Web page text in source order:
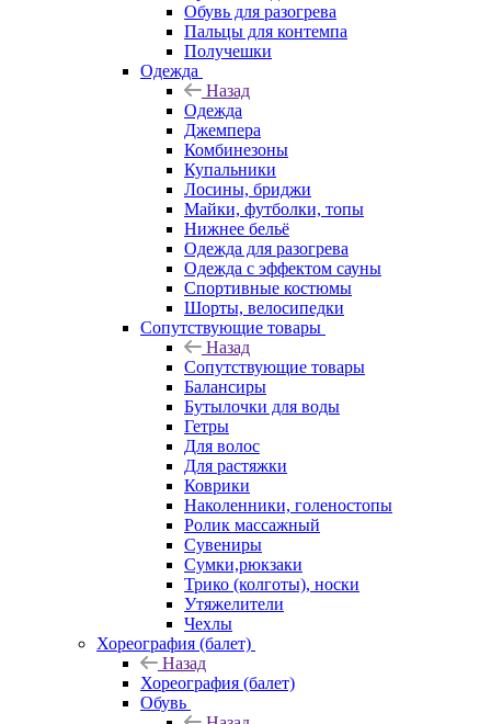
Обувь для разогрева
Пальцы для контемпа
Получешки
Одежда
Назад
Одежда
Джемпера
Комбинезоны
Купальники
Лосины, бриджи
Майки, футболки, топы
Нижнее бельё
Одежда для разогрева
Одежда с эффектом сауны
Спортивные костюмы
Шорты, велосипедки
Сопутствующие товары
Назад
Сопутствующие товары
Балансиры
Бутылочки для воды
Гетры
Для волос
Для растяжки
Коврики
Наколенники, голеностопы
Ролик массажный
Сувениры
Сумки,рюкзаки
Трико (колготы), носки
Утяжелители
Чехлы
Хореография (балет)
Назад
Хореография (балет)
Обувь